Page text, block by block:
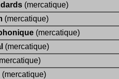
(mercatique)
(mercatique)
(mercatique)
(mercatique)
(mercatique)